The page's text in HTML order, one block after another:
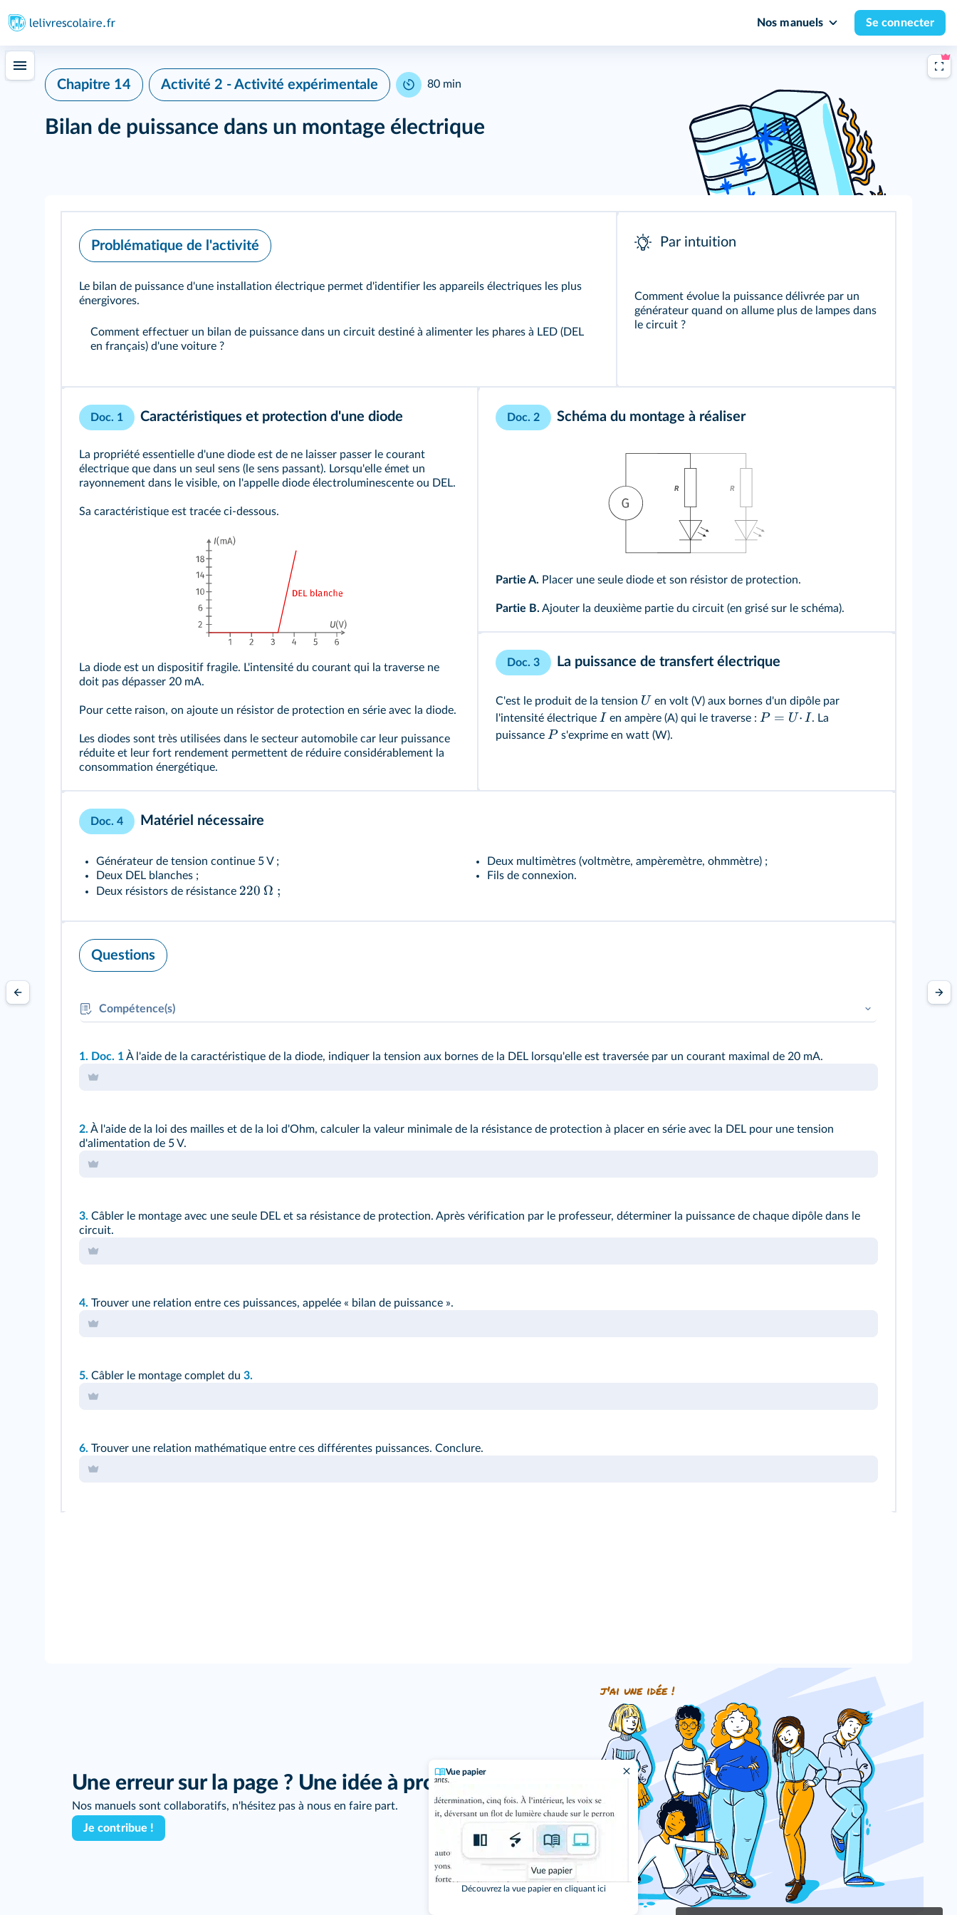
Nos manuels Se connecter
Vue papier
Découvrez la vue papier en cliquant ici
Chapitre 14 Activité 2 - Activité expérimentale 80 min
Bilan de puissance dans un montage électrique
Problématique de l'activité
Le bilan de puissance d'une installation électrique permet d'identifier les appareils électriques les plus
énergivores.
Comment effectuer un bilan de puissance dans un circuit destiné à alimenter les phares à LED (DEL
en français) d'une voiture ?
Par intuition
Comment évolue la puissance délivrée par un
générateur quand on allume plus de lampes dans
le circuit ?
Doc. 1 Caractéristiques et protection d'une diode
La propriété essentielle d'une diode est de ne laisser passer le courant
électrique que dans un seul sens (le sens passant). Lorsqu'elle émet un
rayonnement dans le visible, on l'appelle diode électroluminescente ou DEL.
Sa caractéristique est tracée ci-dessous.
La diode est un dispositif fragile. L'intensité du courant qui la traverse ne
doit pas dépasser 20 mA.
Pour cette raison, on ajoute un résistor de protection en série avec la diode.
Les diodes sont très utilisées dans le secteur automobile car leur puissance
réduite et leur fort rendement permettent de réduire considérablement la
consommation énergétique.
Doc. 2 Schéma du montage à réaliser
Partie A. Placer une seule diode et son résistor de protection.
Partie B. Ajouter la deuxième partie du circuit (en grisé sur le schéma).
Doc. 3 La puissance de transfert électrique
C'est le produit de la tension U en volt (V) aux bornes d'un dipôle par
l'intensité électrique I en ampère (A) qui le traverse : P = U⋅ I. La
puissance Ps'exprime en watt (W).
Doc. 4 Matériel nécessaire
Générateur de tension continue 5 V ;
Deux DEL blanches ;
Deux résistors de résistance 220 Ω ;
Deux multimètres (voltmètre, ampèremètre, ohmmètre) ;
Fils de connexion.
Questions
Compétence(s)
1. Doc. 1À l'aide de la caractéristique de la diode, indiquer la tension aux bornes de la DEL lorsqu'elle est traversée par un courant maximal de 20 mA.
2. À l'aide de la loi des mailles et de la loi d'Ohm, calculer la valeur minimale de la résistance de protection à placer en série avec la DEL pour une tension
d'alimentation de 5 V.
3. Câbler le montage avec une seule DEL et sa résistance de protection. Après vérification par le professeur, déterminer la puissance de chaque dipôle dans le
circuit.
4. Trouver une relation entre ces puissances, appelée « bilan de puissance ».
5. Câbler le montage complet du 3.
6. Trouver une relation mathématique entre ces différentes puissances. Conclure.
Une erreur sur la page ? Une idée à proposer ?
Nos manuels sont collaboratifs, n'hésitez pas à nous en faire part.
Je contribue !
j'ai une idée !